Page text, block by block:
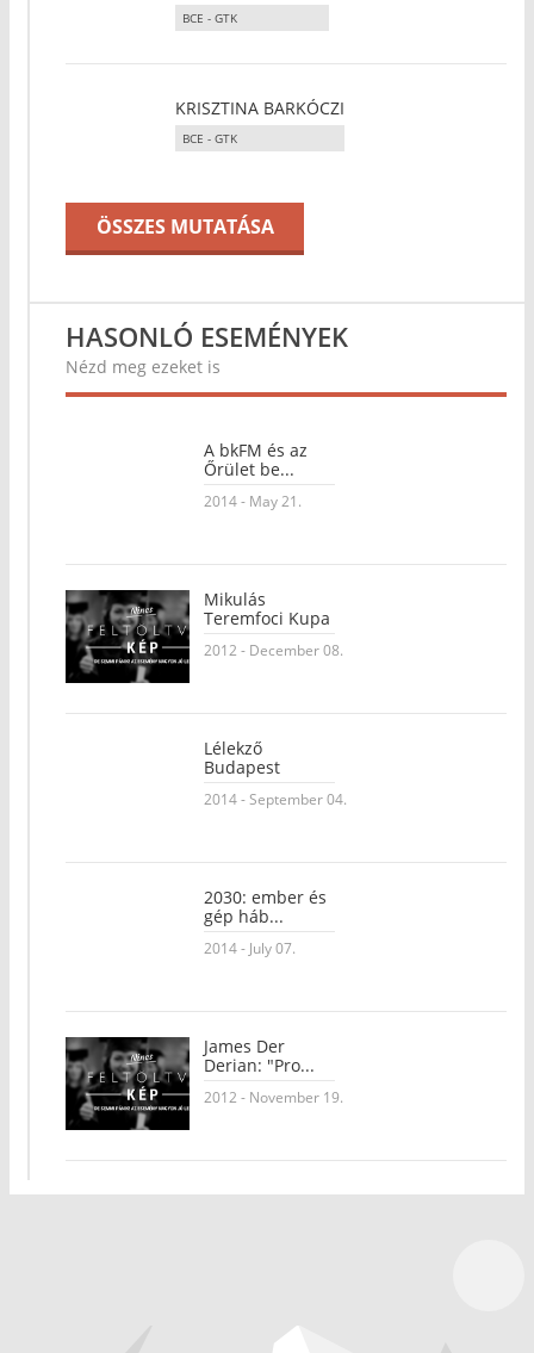
BCE - GTK
KRISZTINA BARKÓCZI
BCE - GTK
ÖSSZES MUTATÁSA
HASONLÓ ESEMÉNYEK
Nézd meg ezeket is
A bkFM és az
Őrület be...
2014 - May 21.
Mikulás
Teremfoci Kupa
2012 - December 08.
Lélekző
Budapest
2014 - September 04.
2030: ember és
gép háb...
2014 - July 07.
James Der
Derian: "Pro...
2012 - November 19.